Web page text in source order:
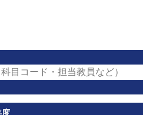
目コード・担当教員など）
度